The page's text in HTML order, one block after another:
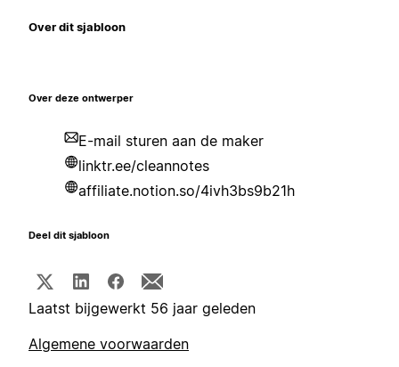
Over dit sjabloon
Over deze ontwerper
E-mail sturen aan de maker
linktr.ee/cleannotes
affiliate.notion.so/4ivh3bs9b21h
Deel dit sjabloon
Laatst bijgewerkt 56 jaar geleden
Algemene voorwaarden